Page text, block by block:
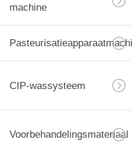
machine
CIP-wassysteem
Voorbehandelingsmateriaal